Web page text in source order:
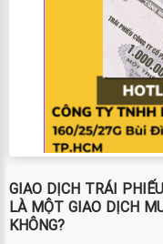
GIAO DỊCH TRÁI
LÀ MỘT GIAO DỊCH
KHÔNG?